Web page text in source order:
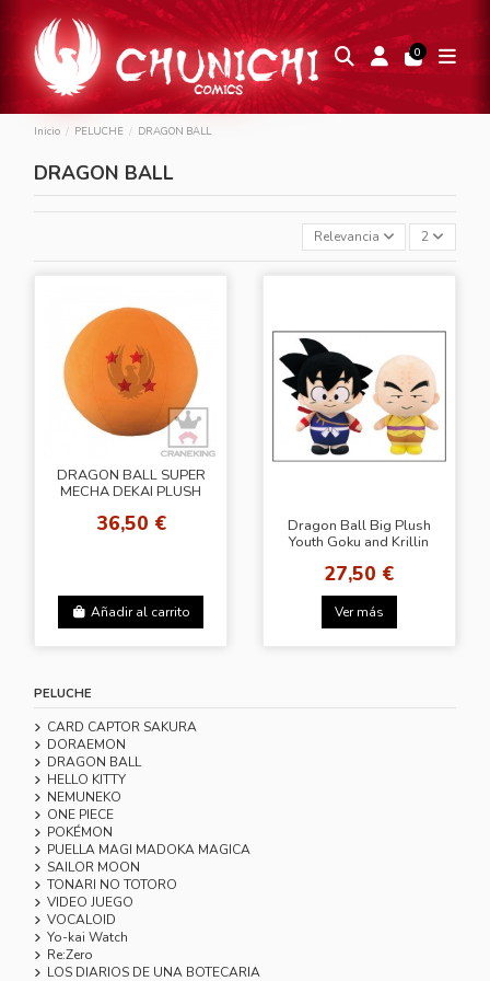
0
Inicio PELUCHE DRAGON BALL
DRAGON BALL
Relevancia 2
DRAGON BALL SUPER
MECHA DEKAI PLUSH
36,50 €
Añadir al carrito
Dragon Ball Big Plush
Youth Goku and Krillin
27,50 €
Ver más
PELUCHE
CARD CAPTOR SAKURA
DORAEMON
DRAGON BALL
HELLO KITTY
NEMUNEKO
ONE PIECE
POKÉMON
PUELLA MAGI MADOKA MAGICA
SAILOR MOON
TONARI NO TOTORO
VIDEO JUEGO
VOCALOID
Yo-kai Watch
Re:Zero
LOS DIARIOS DE UNA BOTECARIA